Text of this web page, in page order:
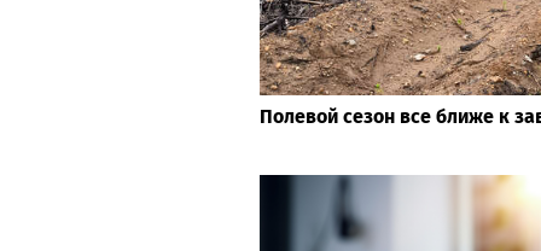
Полевой сезон все ближе к